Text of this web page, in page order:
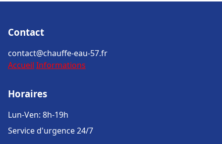
Contact
contact@chauffe-eau-57.fr
Accueil Informations
Horaires
Lun-Ven: 8h-19h
Service d'urgence 24/7